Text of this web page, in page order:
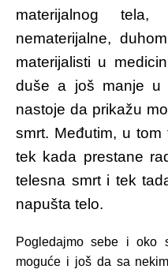
materijalnog
nematerijalne,
materijalisti u
duše a još manje u
nastoje da prikažu
smrt. Međutim, u
tek kada prestane
telesna smrt i tek
napušta telo.
Pogledajmo sebe i oko
moguće i još da sa